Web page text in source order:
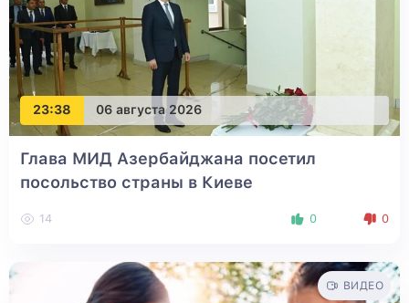
23:38 06 августа 2026
Глава МИД Азербайджана посетил
посольство страны в Киеве
14 0 0
ВИДЕО